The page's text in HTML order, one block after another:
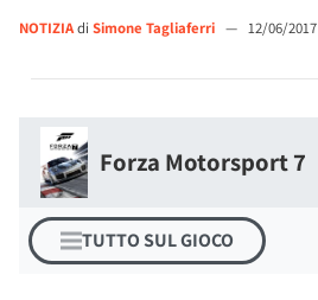
NOTIZIAdi Simone Tagliaferri — 12/06/2017
Forza Motorsport 7
TUTTO SUL GIOCO